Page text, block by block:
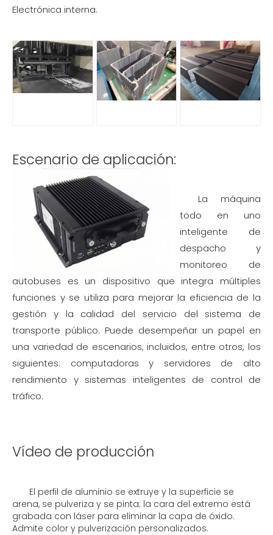
Electrónica interna.
Escenario de aplicación:
La máquina
todo en uno
inteligente de
despacho y
monitoreo de
autobuses es un dispositivo que integra múltiples
funciones y se utiliza para mejorar la eficiencia de la
gestión y la calidad del servicio del sistema de
transporte público. Puede desempeñar un papel en
una variedad de escenarios, incluidos, entre otros, los
siguientes: computadoras y servidores de alto
rendimiento y sistemas inteligentes de control de
tráfico.
Vídeo de producción
El perfil de aluminio se extruye y la superficie se
arena, se pulveriza y se pinta; la cara del extremo está
grabada con láser para eliminar la capa de óxido.
Admite color y pulverización personalizados.